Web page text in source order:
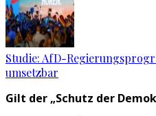
Studie: AfD-
umsetzbar
Gilt der „Schutz der